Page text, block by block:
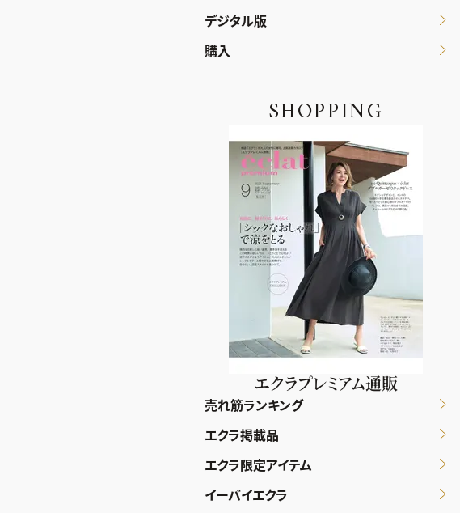
デジタル版
購入
SHOPPING
エクラプレミアム通販
売れ筋ランキング
エクラ掲載品
エクラ限定アイテム
イーバイエクラ